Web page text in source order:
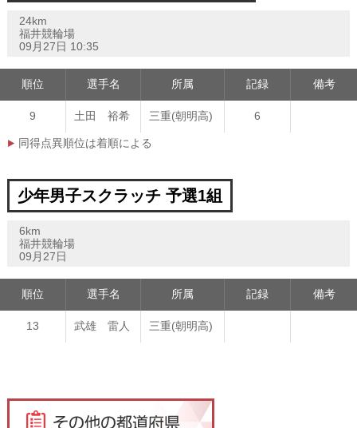
24km
福井競輪場
09月27日 10:35
順位 選手名 所属 記録 備考
9 土田 裕希 三重(朝明高) 6
同得点異順位は着順による
少年男子スクラッチ 予選1組
6km
福井競輪場
09月27日
順位 選手名 所属 記録 備考
13 武雄 雷人 三重(朝明高)